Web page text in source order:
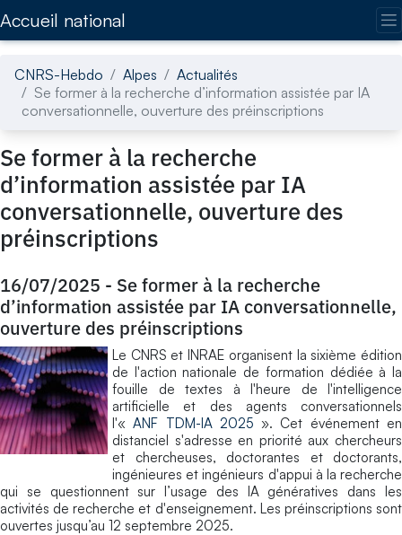
Accueil national
CNRS-Hebdo Alpes
Actualités
Se former à la recherche d’information assistée par IA
conversationnelle, ouverture des préinscriptions
Se former à la recherche
d’information assistée par IA
conversationnelle, ouverture des
préinscriptions
16/07/2025 - Se former à la recherche
d’information assistée par IA conversationnelle,
ouverture des préinscriptions
Le CNRS et INRAE organisent la sixième édition
de l'action nationale de formation dédiée à la
fouille de textes à l'heure de l'intelligence
artificielle et des agents conversationnels
l'«ANF TDM-IA 2025 ». Cet événement en
distanciel s'adresse en priorité aux chercheurs
et chercheuses, doctorantes et doctorants,
ingénieures et ingénieurs d'appui à la recherche
qui se questionnent sur l’usage des IA génératives dans les
activités de recherche et d'enseignement. Les préinscriptions sont
ouvertes jusqu’au 12 septembre 2025.